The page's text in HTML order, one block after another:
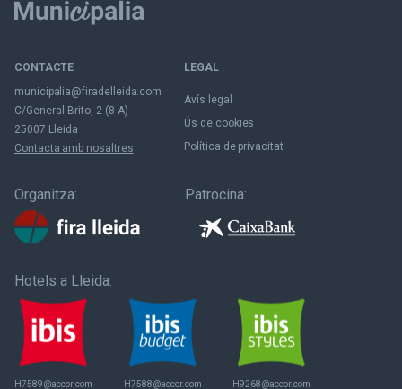
CONTACTE
municipalia@firadelleida.com
C/General Brito, 2 (8-A)
25007 Lleida
Contacta amb nosaltres
LEGAL
Avís legal
Ús de cookies
Política de privacitat
Organitza: Patrocina:
Hotels a Lleida:
H7589@accor.com H7588@accor.com H9268@accor.com